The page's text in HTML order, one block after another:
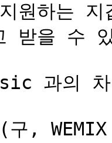
원하는
받을 수
과의 차
구,